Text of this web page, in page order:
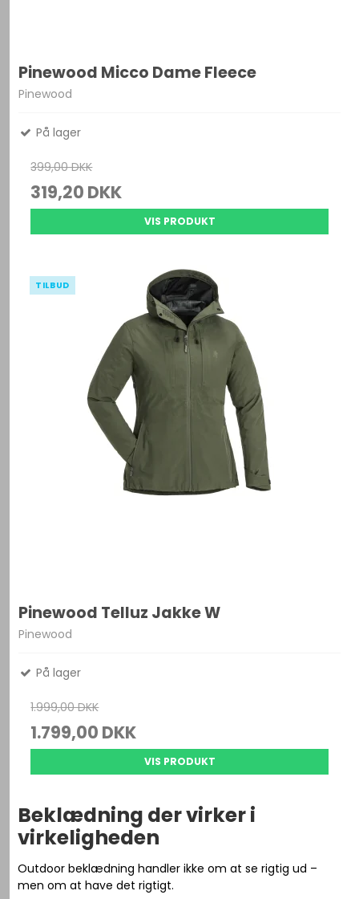
Pinewood Micco Dame Fleece
Pinewood
På lager
399,00 DKK
319,20 DKK
VIS PRODUKT
TILBUD
Pinewood Telluz Jakke W
Pinewood
På lager
1.999,00 DKK
1.799,00 DKK
VIS PRODUKT
Beklædning der virker i
virkeligheden
Outdoor beklædning handler ikke om at se rigtig ud –
men om at have det rigtigt.